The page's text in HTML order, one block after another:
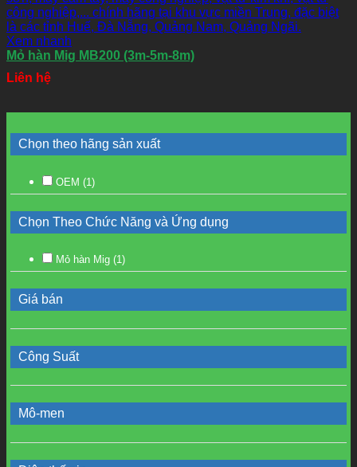
Xem nhanh
Mỏ hàn Mig MB200 (3m-5m-8m)
Liên hệ
Chọn theo hãng sản xuất
OEM (1)
Chọn Theo Chức Năng và Ứng dụng
Mỏ hàn Mig (1)
Giá bán
Công Suất
Mô-men